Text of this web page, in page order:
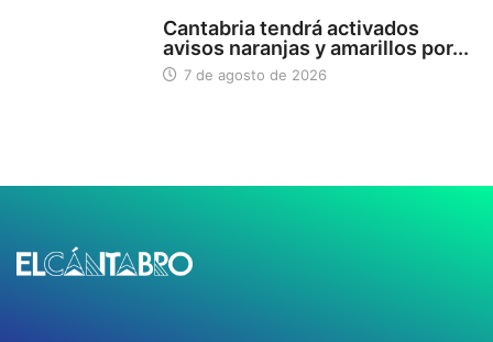
Cantabria tendrá activados
avisos naranjas y amarillos por...
7 de agosto de 2026